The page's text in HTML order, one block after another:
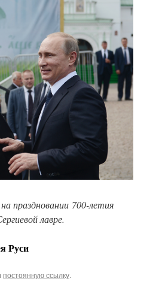
праздновании 700-летия
лавре.
Руси
постоянную ссылку.